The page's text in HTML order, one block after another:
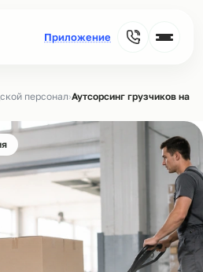
персонал›Аутсорсинг грузчиков на